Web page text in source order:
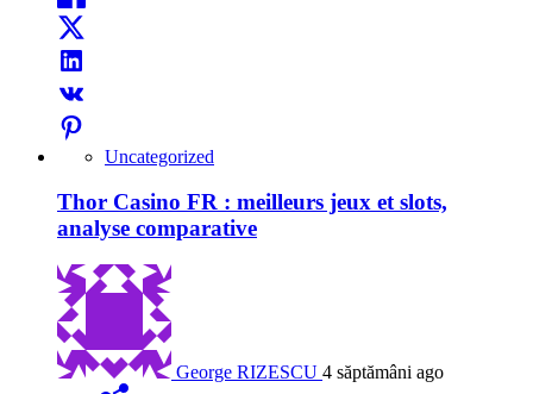
Uncategorized
Thor Casino FR : meilleurs jeux et slots,
analyse comparative
George RIZESCU 4 săptămâni ago